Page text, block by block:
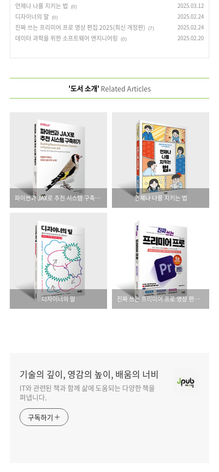
언제나 나를 지키는 법 (0) 2025.03.12
디자이너의 말 (0) 2025.02.24
진짜 쓰는 프리미어 프로 영상 편집 2025(최신 개정판) (7) 2025.02.24
데이터 과학을 위한 소프트웨어 엔지니어링 (0) 2025.02.20
'도서 소개'Related Articles
파이썬과 JAX로 추천 시스템 구축하기 언제나 나를 지키는 법
디자이너의 말 진짜 쓰는 프리미어 프로 영상 편집 2025(최신 개정판)
기술의 깊이, 영감의 높이, 배움의 너비
IT와 관련된 책과 함께 삶에 도움되는 다양한 책을
펴냅니다.
구독하기